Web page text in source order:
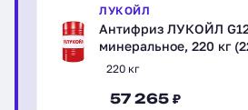
ЛУКОЙЛ
Антифриз ЛУКОЙЛ
минеральное, 220 кг
220 кг
57 265 ₽